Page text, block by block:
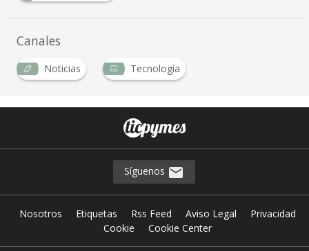
Canales
Noticias Tecnología
Síguenos
Nosotros Etiquetas Rss Feed Aviso Legal
Privacidad
Cookie
Cookie Center